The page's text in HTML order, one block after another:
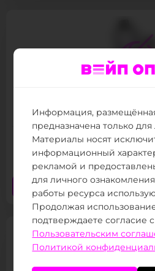
Товар в
1 349 ₽
Заказать сейчас
Информация,
предназначена только
Материалы носят
информационный
рекламой и
для личного
работы ресурса
Продолжая
подтверждаете согласие с
Пользовательским
Политикой